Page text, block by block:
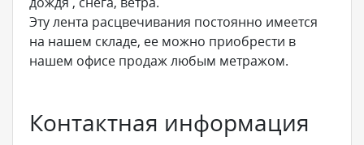
Эту лента расцвечивания постоянно имеется
на нашем складе, ее можно приобрести в
нашем офисе продаж любым метражом.
Контактная информация